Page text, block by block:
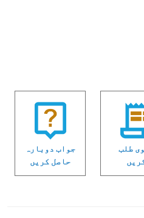
طلب
جواب دوبارہ
حاصل کریں